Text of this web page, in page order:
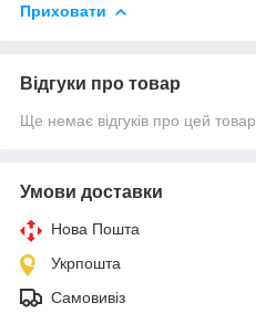
Приховати
Відгуки про товар
Ще немає відгуків про цей товар
Умови доставки
Нова Пошта
Укрпошта
Самовивіз